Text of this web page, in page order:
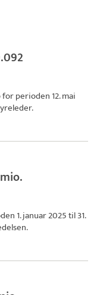
perioden 12. mai
1. januar 2025 til 31.